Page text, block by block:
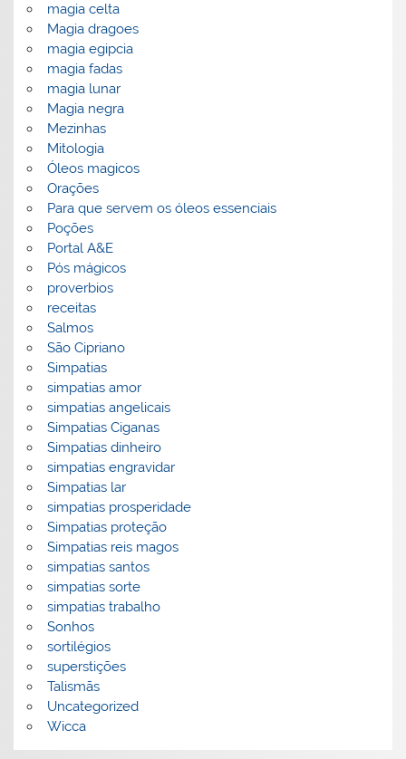
magia celta
Magia dragoes
magia egipcia
magia fadas
magia lunar
Magia negra
Mezinhas
Mitologia
Óleos magicos
Orações
Para que servem os óleos essenciais
Poções
Portal A&E
Pós mágicos
proverbios
receitas
Salmos
São Cipriano
Simpatias
simpatias amor
simpatias angelicais
Simpatias Ciganas
Simpatias dinheiro
simpatias engravidar
Simpatias lar
simpatias prosperidade
Simpatias proteção
Simpatias reis magos
simpatias santos
simpatias sorte
simpatias trabalho
Sonhos
sortilégios
superstições
Talismãs
Uncategorized
Wicca